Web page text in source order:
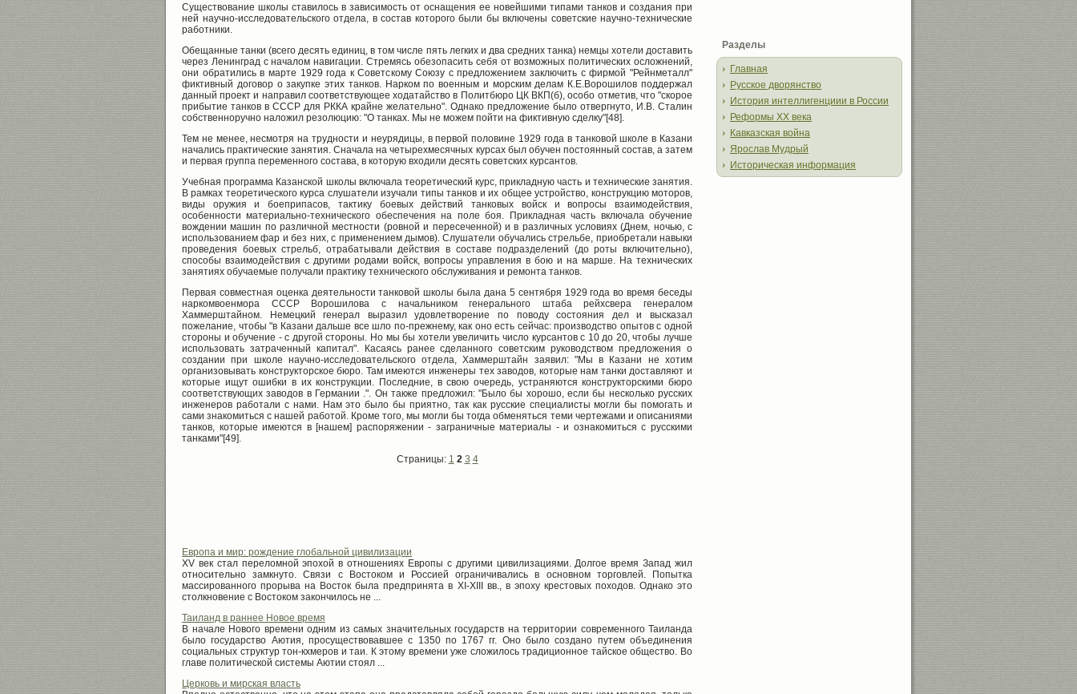
Существование школы ставилось в зависимость от оснащения ее новейшими типами танков и создания при
ней научно-исследовательского отдела, в состав которого были бы включены советские научно-технические
работники.
Обещанные танки (всего десять единиц, в том числе пять легких и два средних танка) немцы хотели доставить
через Ленинград с началом навигации. Стремясь обезопасить себя от возможных политических осложнений,
они обратились в марте 1929 года к Советскому Союзу с предложением заключить с фирмой "Рейнметалл"
фиктивный договор о закупке этих танков. Нарком по военным и морским делам К.Е.Ворошилов поддержал
данный проект и направил соответствующее ходатайство в Политбюро ЦК ВКП(б), особо отметив, что "скорое
прибытие танков в СССР для РККА крайне желательно". Однако предложение было отвергнуто, И.В. Сталин
собственноручно наложил резолюцию: "О танках. Мы не можем пойти на фиктивную сделку"[48].
Тем не менее, несмотря на трудности и неурядицы, в первой половине 1929 года в танковой школе в Казани
начались практические занятия. Сначала на четырехмесячных курсах был обучен постоянный состав, а затем
и первая группа переменного состава, в которую входили десять советских курсантов.
Учебная программа Казанской школы включала теоретический курс, прикладную часть и технические занятия.
В рамках теоретического курса слушатели изучали типы танков и их общее устройство, конструкцию моторов,
виды оружия и боеприпасов, тактику боевых действий танковых войск и вопросы взаимодействия,
особенности материально-технического обеспечения на поле боя. Прикладная часть включала обучение
вождении машин по различной местности (ровной и пересеченной) и в различных условиях (Днем, ночью, с
использованием фар и без них, с применением дымов). Слушатели обучались стрельбе, приобретали навыки
проведения боевых стрельб, отрабатывали действия в составе подразделений (до роты включительно),
способы взаимодействия с другими родами войск, вопросы управления в бою и на марше. На технических
занятиях обучаемые получали практику технического обслуживания и ремонта танков.
Первая совместная оценка деятельности танковой школы была дана 5 сентября 1929 года во время беседы
наркомвоенмора СССР Ворошилова с начальником генерального штаба рейхсвера генералом
Хаммерштайном. Немецкий генерал выразил удовлетворение по поводу состояния дел и высказал
пожелание, чтобы "в Казани дальше все шло по-прежнему, как оно есть сейчас: производство опытов с одной
стороны и обучение - с другой стороны. Но мы бы хотели увеличить число курсантов с 10 до 20, чтобы лучше
использовать затраченный капитал". Касаясь ранее сделанного советским руководством предложения о
создании при школе научно-исследовательского отдела, Хаммерштайн заявил: "Мы в Казани не хотим
организовывать конструкторское бюро. Там имеются инженеры тех заводов, которые нам танки доставляют и
которые ищут ошибки в их конструкции. Последние, в свою очередь, устраняются конструкторскими бюро
соответствующих заводов в Германии .". Он также предложил: "Было бы хорошо, если бы несколько русских
инженеров работали с нами. Нам это было бы приятно, так как русские специалисты могли бы помогать и
сами знакомиться с нашей работой. Кроме того, мы могли бы тогда обменяться теми чертежами и описаниями
танков, которые имеются в [нашем] распоряжении - заграничные материалы - и ознакомиться с русскими
танками"[49].
Страницы: 1 2 3 4
Европа и мир: рождение глобальной цивилизации
XV век стал переломной эпохой в отношениях Европы с другими цивилизациями. Долгое время За­пад жил
относительно замкнуто. Связи с Востоком и Россией ограничивались в основном торговлей. По­пытка
массированного прорыва на Восток была пред­принята в XI-XIII вв., в эпоху крестовых походов. Однако это
столкновение с Востоком закончилось не­ ...
Таиланд в раннее Новое время
В начале Нового времени одним из самых значительных государств на территории современного Таиланда
было государство Аютия, просуществовавшее с 1350 по 1767 гг. Оно было создано путем объединения
социальных структур тон-кхмеров и таи. К этому времени уже сложилось традиционное тайское общество. Во
главе политической системы Аютии стоял ...
Церковь и мирская власть
Разделы
Главная
Русское дворянство
История интеллигенциии в России
Реформы XX века
Кавказская война
Ярослав Мудрый
Историческая информация